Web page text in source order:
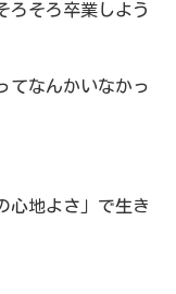
ろそろ卒業しよう
てなんかいなかっ
心地よさ」で生き